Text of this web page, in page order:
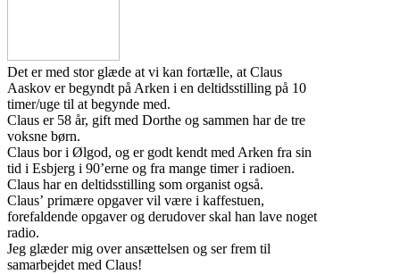
Det er med stor glæde at vi kan fortælle, at Claus
Aaskov er begyndt på Arken i en deltidsstilling på 10
timer/uge til at begynde med.
Claus er 58 år, gift med Dorthe og sammen har de tre
voksne børn.
Claus bor i Ølgod, og er godt kendt med Arken fra sin
tid i Esbjerg i 90’erne og fra mange timer i radioen.
Claus har en deltidsstilling som organist også.
Claus’ primære opgaver vil være i kaffestuen,
forefaldende opgaver og derudover skal han lave noget
radio.
Jeg glæder mig over ansættelsen og ser frem til
samarbejdet med Claus!